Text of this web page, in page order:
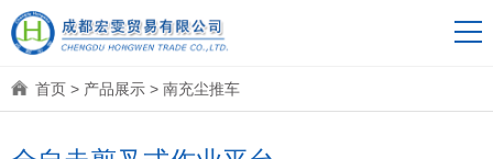
首页 > 产品展示 > 南充尘推车